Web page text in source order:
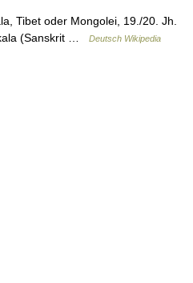
Tibet oder Mongolei, 19./20. Jh.
(Sanskrit …
Deutsch Wikipedia